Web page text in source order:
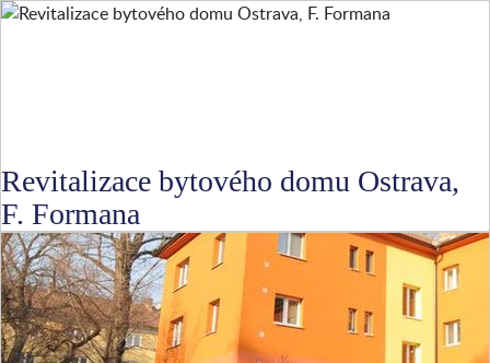
Revitalizace bytového domu Ostrava,
F. Formana